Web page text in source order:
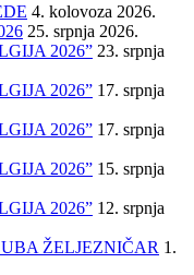
4. kolovoza 2026.
25. srpnja 2026.
2026” 23. srpnja
2026” 17. srpnja
2026” 17. srpnja
2026” 15. srpnja
2026” 12. srpnja
ŽELJEZNIČAR 1.